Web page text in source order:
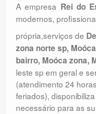
A empresa Rei do
modernos,
própria,serviços de
zona norte sp,
bairro, Moóca zona,
leste sp em geral e
(atendimento 24
feriados),
necessário para as